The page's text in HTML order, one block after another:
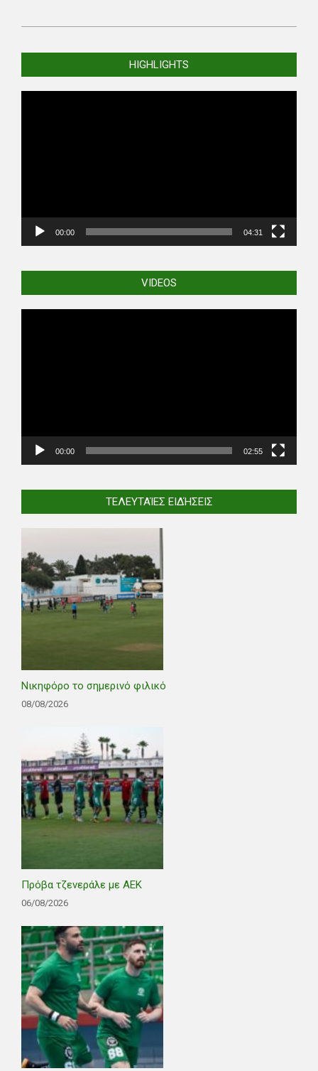
07-
HIGHLIGHTS
00:00 04:31
VIDEOS
00:00 02:55
ΤΕΛΕΥΤΑΊΕΣ ΕΙΔΉΣΕΙΣ
Νικηφόρο το σημερινό φιλικό
08/08/2026
Πρόβα τζενεράλε με ΑΕΚ
06/08/2026